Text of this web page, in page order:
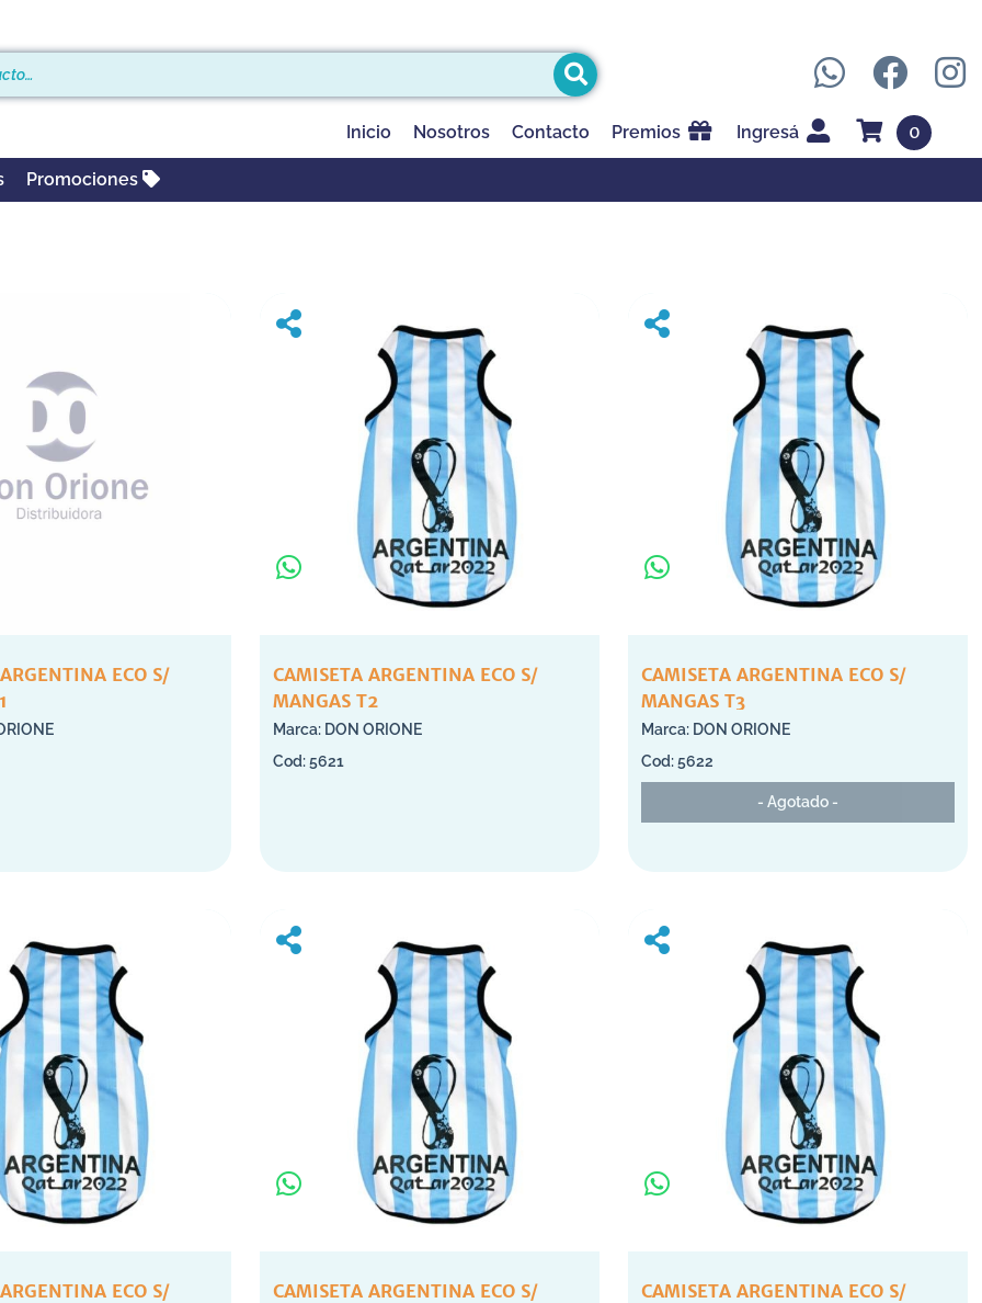
Inicio Nosotros Contacto Premios Ingresá 0
Promociones
ECO S/
CAMISETA ARGENTINA ECO S/
MANGAS T2
DON ORIONE
5621
CAMISETA ARGENTINA ECO S/
MANGAS T3
DON ORIONE
5622
- Agotado -
ECO S/
CAMISETA ARGENTINA ECO S/
CAMISETA ARGENTINA ECO S/